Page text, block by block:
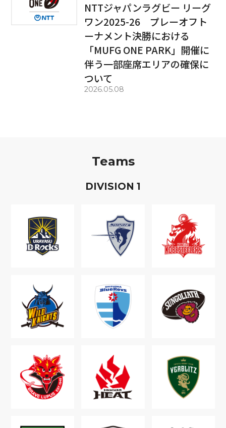
NTTジャパンラグビー リーグ
ワン2025-26 プレーオフト
ーナメント決勝における
「MUFG ONE PARK」開催に
伴う一部座席エリアの確保に
ついて
2026.05.08
Teams
DIVISION 1